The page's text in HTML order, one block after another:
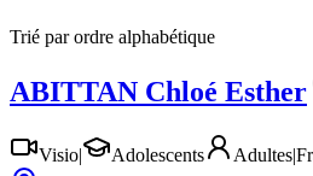
Trié par ordre alphabétique
ABITTAN Chloé Esther
Visio| Adolescents Adultes|